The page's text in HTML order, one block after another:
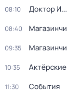
08:10 Доктор И...
08:40
09:35
10:35
11:30 События